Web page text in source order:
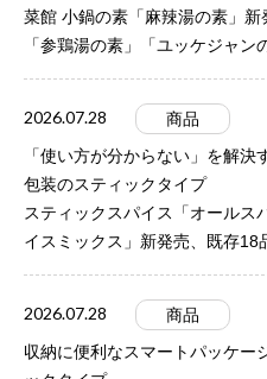
菜館 小鍋の素「麻辣湯の素」新
「参鶏湯の素」「ユッケジャン
2026.07.28
商品
「使い方が分からない」を解
包装のスティックタイプ
スティックスパイス「オールス
イスミックス」新発売、既存18
2026.07.28
商品
収納に便利なスマートパッケー